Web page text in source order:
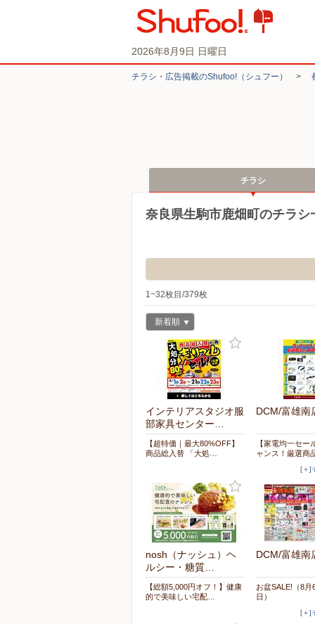
2026年8月9日 日曜日
チラシ・​広告掲載の​Shufoo!​（シュフー） >
チラシ
奈良県生駒市鹿畑町のチラシ
1~32枚目/379枚
新着順
インテリアスタジオ服
部家具センター…
【超特価｜最大80%OFF】
商品総入替 「大処…
DCM/富雄南
【家電均一セー
ャンス！厳選商
[＋]
nosh（ナッシュ）ヘ
ルシー・糖質…
【総額5,000円オフ！】健康
的で美味しい宅配…
DCM/富雄南
お盆SALE!（8月
日）
[＋]